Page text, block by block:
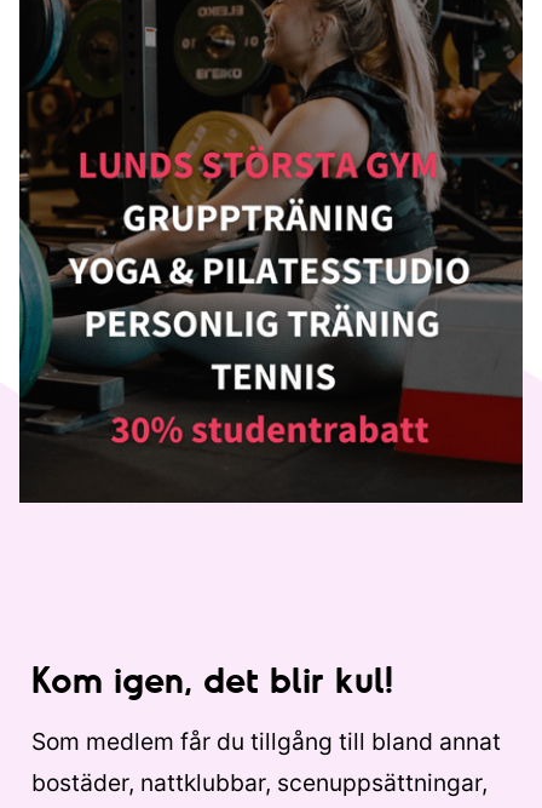
Kom igen, det blir kul!
Som medlem får du tillgång till bland annat
bostäder, nattklubbar, scenuppsättningar,